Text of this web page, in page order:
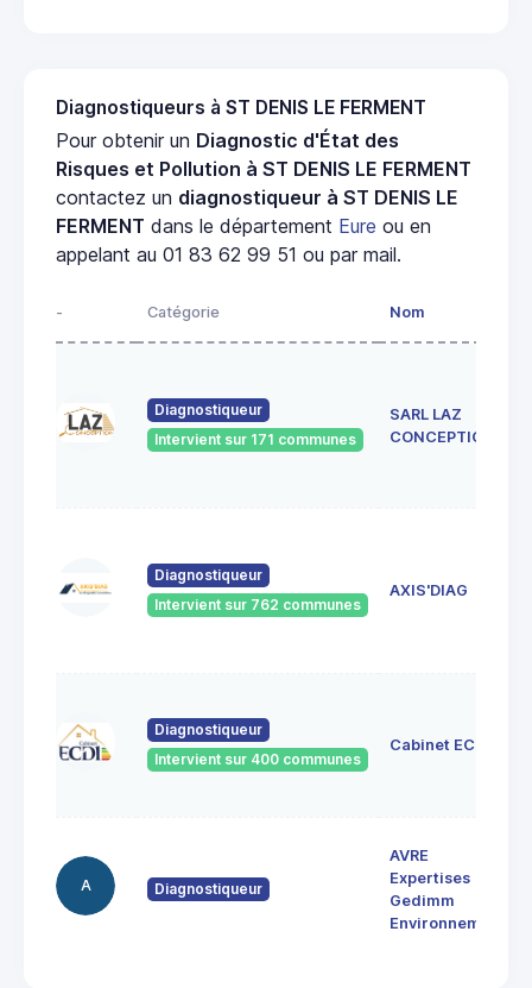
Diagnostiqueurs à ST DENIS LE FERMENT
Pour obtenir un Diagnostic d'État des
Risques et Pollution à ST DENIS LE FERMENT
contactez un diagnostiqueur à ST DENIS LE
FERMENT dans le département Eure ou en
appelant au 01 83 62 99 51 ou par mail.
- Catégorie Nom
Diagnostiqueur
Intervient sur 171 communes
SARL LAZ
CONCEPTION
Diagnostiqueur
Intervient sur 762 communes
AXIS'DIAG
Diagnostiqueur
Intervient sur 400 communes
Cabinet ECDI
A Diagnostiqueur
AVRE
Expertises
Gedimm
Environnement